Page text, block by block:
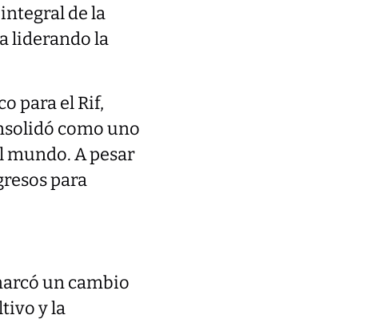
de la
liderando la
para el Rif,
como uno
mundo. A pesar
para
un cambio
y la